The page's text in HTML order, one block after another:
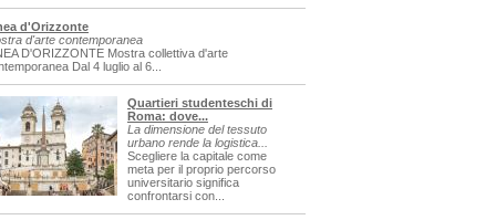
d'Orizzonte
d'arte contemporanea
D'ORIZZONTE Mostra collettiva d'arte
Dal 4 luglio al 6...
Quartieri studenteschi di
Roma: dove...
La dimensione del tessuto
urbano rende la logistica...
Scegliere la capitale come
meta per il proprio percorso
universitario significa
confrontarsi con...